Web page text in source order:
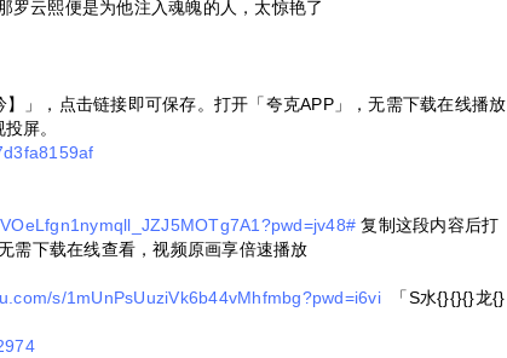
罗云熙便是为他注入魂魄的人，太惊艳了
」，点击链接即可保存。打开「夸克APP」，无需下载在线播放
屏。
复制这段内容后打
需下载在线查看，视频原画享倍速播放
s/1mUnPsUuziVk6b44vMhfmbg?pwd=i6vi「S水{}{}{}龙{}